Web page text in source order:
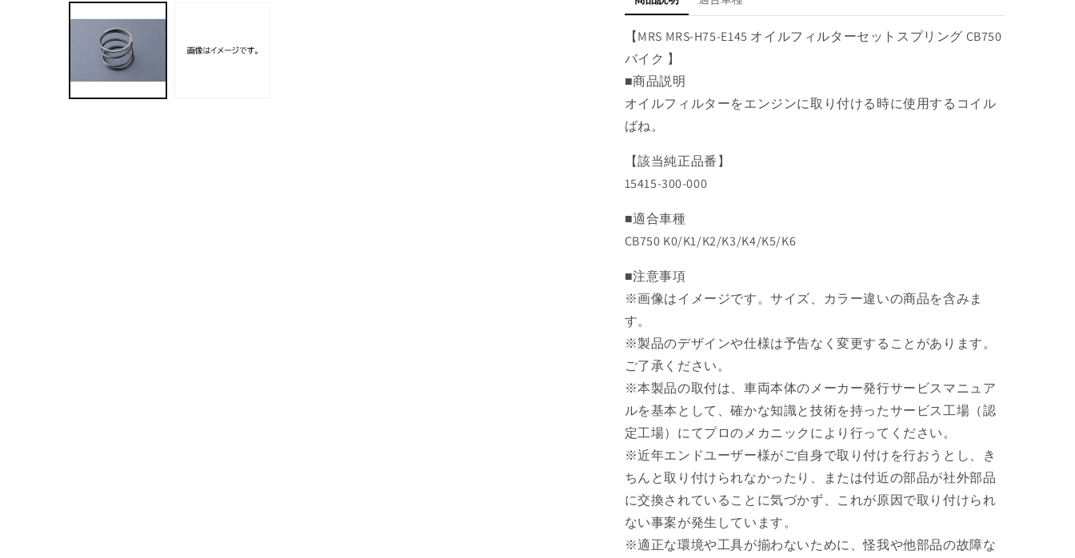
ー
ダ
セ
ト
ス
プ
リ
ン
CB750
の
量
を
ら
す
セ
ト
リ
CB750
を
増
す
【MRS MRS-H75-E145 オイルフィルターセットスプリング CB750
バイク 】
■商品説明
オイルフィルターをエンジンに取り付ける時に使用するコイル
ばね。
【該当純正品番】
15415-300-000
■適合車種
CB750 K0/K1/K2/K3/K4/K5/K6
■注意事項
※画像はイメージです。サイズ、カラー違いの商品を含みま
す。
※製品のデザインや仕様は予告なく変更することがあります。
ご了承ください。
※本製品の取付は、車両本体のメーカー発行サービスマニュア
ルを基本として、確かな知識と技術を持ったサービス工場（認
定工場）にてプロのメカニックにより行ってください。
※近年エンドユーザー様がご自身で取り付けを行おうとし、き
ちんと取り付けられなかったり、または付近の部品が社外部品
に交換されていることに気づかず、これが原因で取り付けられ
ない事案が発生しています。
※適正な環境や工具が揃わないために、怪我や他部品の故障な